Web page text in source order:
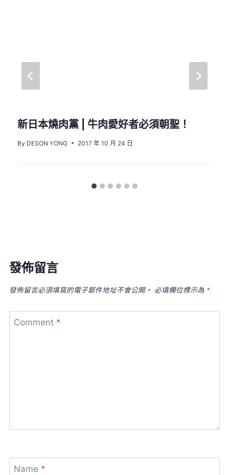
新日本燒肉黨 | 牛肉愛好者必須朝聖！
By DESON YONG 2017 年 10 月 24 日
發佈留言
發佈留言必須填寫的電子郵件地址不會公開。 必填欄位標示為 *
Comment *
Name *